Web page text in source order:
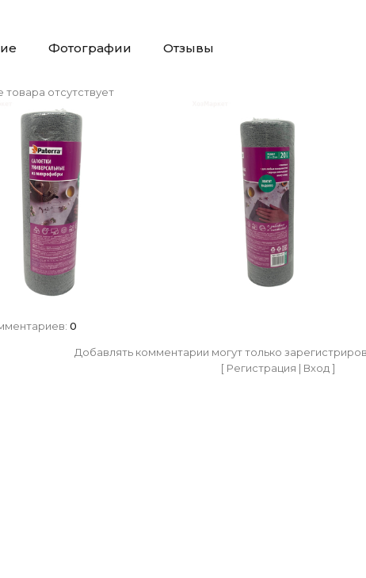
Фотографии Отзывы
товара отсутствует
:0
Добавлять комментарии могут только
[ Регистрация | Вход ]